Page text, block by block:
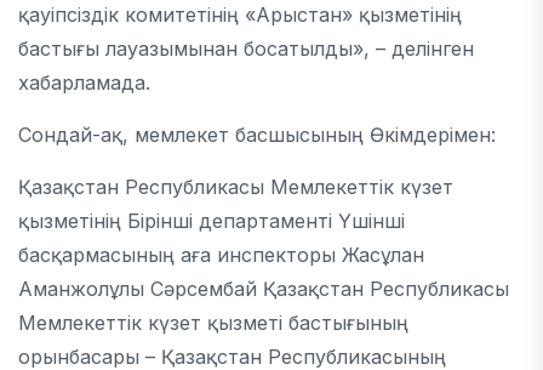
қауіпсіздік комитетінің «Арыстан» қызметінің
бастығы лауазымынан босатылды», – делінген
хабарламада.
Сондай-ақ, мемлекет басшысының Өкімдерімен:
Қазақстан Республикасы Мемлекеттік күзет
қызметінің Бірінші департаменті Үшінші
басқармасының аға инспекторы Жасұлан
Аманжолұлы Сәрсембай Қазақстан Республикасы
Мемлекеттік күзет қызметі бастығының
орынбасары – Қазақстан Республикасының